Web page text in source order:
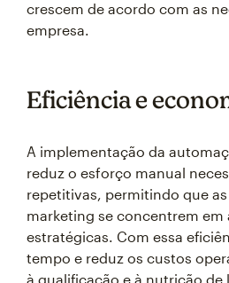
crescem de acordo com as
empresa.
Eficiência e
A implementação da
reduz o esforço manual
repetitivas, permitindo que
marketing se concentrem em
estratégicas. Com essa
tempo e reduz os custos
à qualificação e à nutrição de